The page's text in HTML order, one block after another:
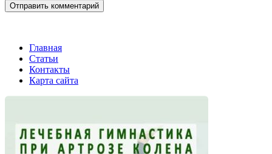
Главная
Статьи
Контакты
Карта сайта